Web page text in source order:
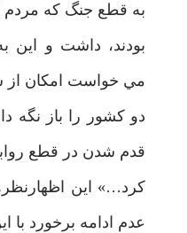
به قطع جنگ كه مردم
بودند، داشت و اين
مي خواست امكان از
دو كشور را باز نگه
قدم شدن در قطع
كرد…» اين
عدم ادامه برخورد با